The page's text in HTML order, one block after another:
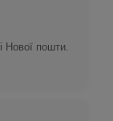
Нової пошти.